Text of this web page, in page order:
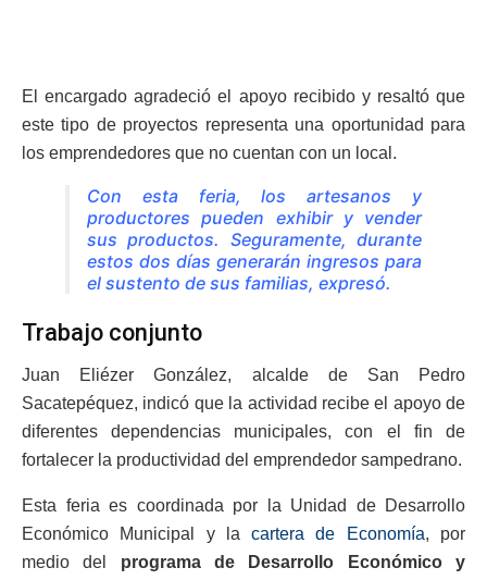
El encargado agradeció el apoyo recibido y resaltó que
este tipo de proyectos representa una oportunidad para
los emprendedores que no cuentan con un local.
Con esta feria, los artesanos y
productores pueden exhibir y vender
sus productos. Seguramente, durante
estos dos días generarán ingresos para
el sustento de sus familias, expresó.
Trabajo conjunto
Juan Eliézer González, alcalde de San Pedro
Sacatepéquez, indicó que la actividad recibe el apoyo de
diferentes dependencias municipales, con el fin de
fortalecer la productividad del emprendedor sampedrano.
Esta feria es coordinada por la Unidad de Desarrollo
Económico Municipal y la cartera de Economía, por
medio del programa de Desarrollo Económico y